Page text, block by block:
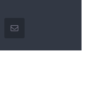
Email